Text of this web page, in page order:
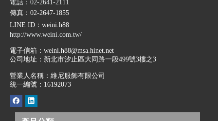
電話：02-2641-2111
傳真：02-2647-1855
LINE ID ：weini.h88
http://www.weini.com.tw/
電子信箱： weini.h88@msa.hinet.net
公司地址： 新北市汐止區大同路一段499號3樓之3
營業人名稱：維尼服飾有限公司
統一編號：16192073